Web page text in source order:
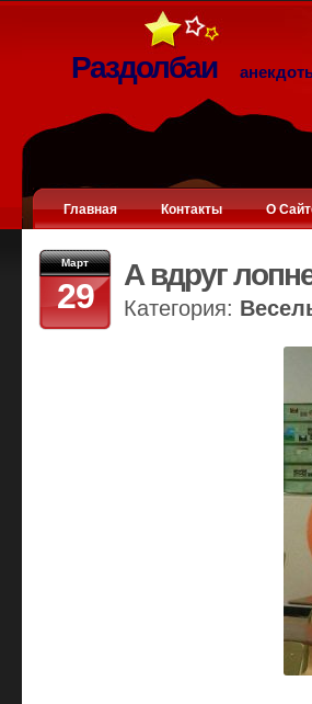
Раздолбаи
Главная Контакты О
Март
29
А вдруг
Категория: